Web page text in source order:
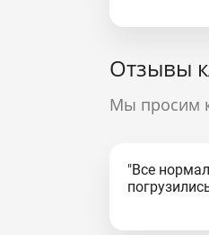
Отзывы
Мы просим
"Все